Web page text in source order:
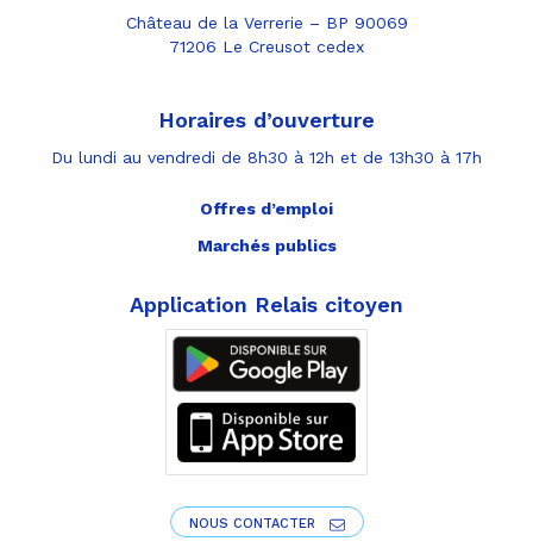
Château de la Verrerie – BP 90069
71206 Le Creusot cedex
Horaires d’ouverture
Du lundi au vendredi de 8h30 à 12h et de 13h30 à 17h
Offres d’emploi
Marchés publics
Application Relais citoyen
NOUS CONTACTER